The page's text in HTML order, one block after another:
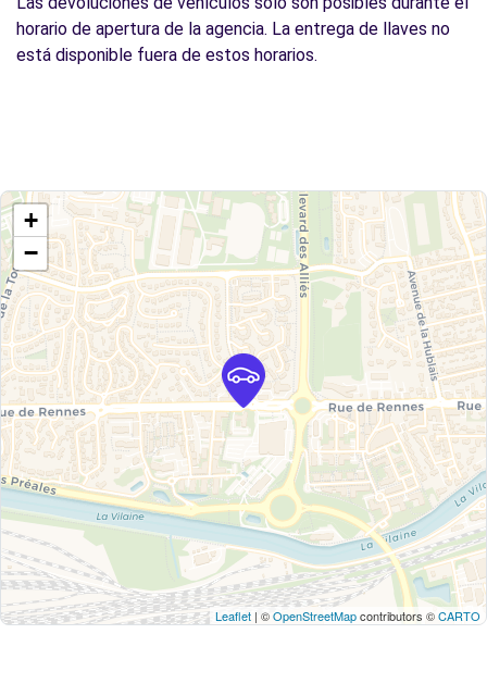
horario de apertura de la agencia. La entrega de llaves no
está disponible fuera de estos horarios.
+
−
Leaflet | ©OpenStreetMapcontributors ©CARTO